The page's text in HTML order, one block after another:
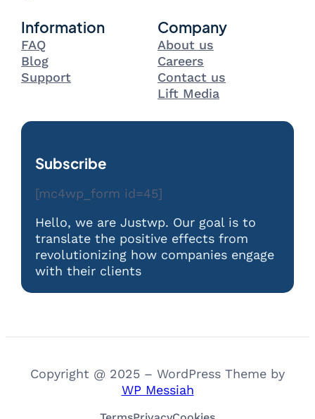
Information
FAQ
Blog
Support
Company
About us
Careers
Contact us
Lift Media
Subscribe
[mc4wp_form id=45]
Hello, we are Justwp. Our goal is to
translate the positive effects from
revolutionizing how companies engage
with their clients
Copyright @ 2025 – WordPress Theme by
WP Messiah